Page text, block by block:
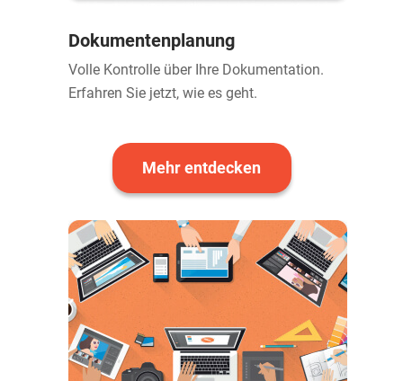
Dokumentenplanung
Volle Kontrolle über Ihre Dokumentation.
Erfahren Sie jetzt, wie es geht.
Mehr entdecken